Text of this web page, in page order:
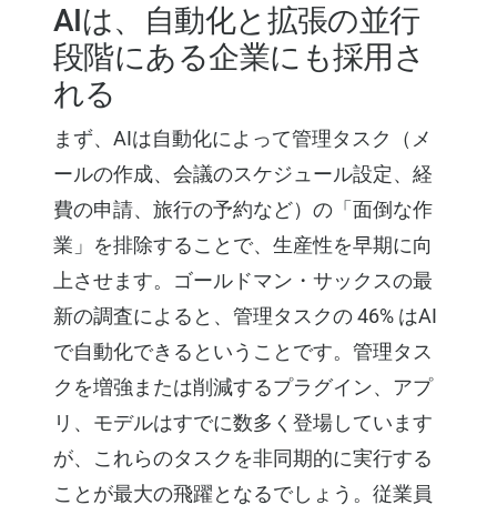
AIは、自動化と拡張の並行
段階にある企業にも採用さ
れる
まず、AIは自動化によって管理タスク（メ
ールの作成、会議のスケジュール設定、経
費の申請、旅行の予約など）の「面倒な作
業」を排除することで、生産性を早期に向
上させます。ゴールドマン・サックスの最
新の調査によると、管理タスクの 46% はAI
で自動化できるということです。管理タス
クを増強または削減するプラグイン、アプ
リ、モデルはすでに数多く登場しています
が、これらのタスクを非同期的に実行する
ことが最大の飛躍となるでしょう。従業員